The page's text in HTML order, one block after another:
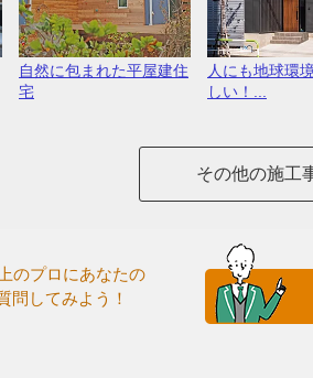
自然に包まれた平屋建住
宅
人にも地球環
しい！...
その他の施工
のプロにあなたの
問してみよう！